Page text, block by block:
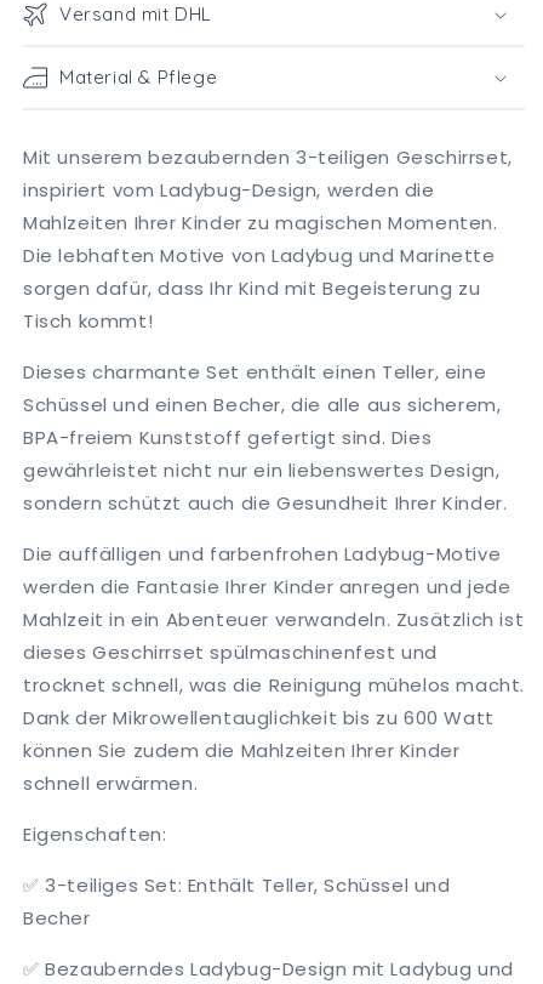
Versand mit DHL
Material & Pflege
Mit unserem bezaubernden 3-teiligen Geschirrset,
inspiriert vom Ladybug-Design, werden die
Mahlzeiten Ihrer Kinder zu magischen Momenten.
Die lebhaften Motive von Ladybug und Marinette
sorgen dafür, dass Ihr Kind mit Begeisterung zu
Tisch kommt!
Dieses charmante Set enthält einen Teller, eine
Schüssel und einen Becher, die alle aus sicherem,
BPA-freiem Kunststoff gefertigt sind. Dies
gewährleistet nicht nur ein liebenswertes Design,
sondern schützt auch die Gesundheit Ihrer Kinder.
Die auffälligen und farbenfrohen Ladybug-Motive
werden die Fantasie Ihrer Kinder anregen und jede
Mahlzeit in ein Abenteuer verwandeln. Zusätzlich ist
dieses Geschirrset spülmaschinenfest und
trocknet schnell, was die Reinigung mühelos macht.
Dank der Mikrowellentauglichkeit bis zu 600 Watt
können Sie zudem die Mahlzeiten Ihrer Kinder
schnell erwärmen.
Eigenschaften:
✅ 3-teiliges Set: Enthält Teller, Schüssel und
Becher
✅ Bezauberndes Ladybug-Design mit Ladybug und